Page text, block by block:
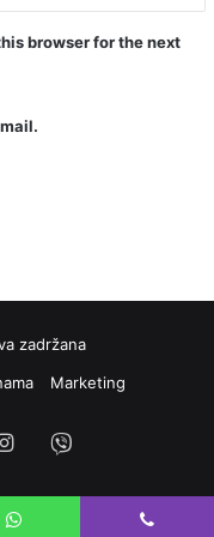
browser for the next
zadržana
Marketing
Instagram
Viber